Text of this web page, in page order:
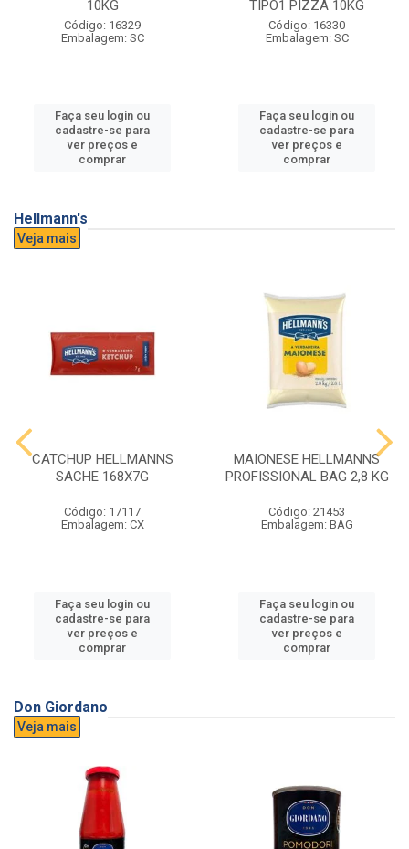
10KG
Código: 16329
Embalagem: SC
Faça seu login ou
cadastre-se para
ver preços e
comprar
TIPO1 PIZZA 10KG
Código: 16330
Embalagem: SC
Faça seu login ou
cadastre-se para
ver preços e
comprar
Hellmann's
Veja mais
CATCHUP HELLMANNS
SACHE 168X7G
Código: 17117
Embalagem: CX
Faça seu login ou
cadastre-se para
ver preços e
comprar
MAIONESE HELLMANNS
PROFISSIONAL BAG 2,8 KG
Código: 21453
Embalagem: BAG
Faça seu login ou
cadastre-se para
ver preços e
comprar
Don Giordano
Veja mais